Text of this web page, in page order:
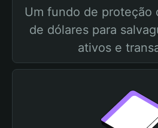
Um fundo de proteção
de dólares para
ativos e